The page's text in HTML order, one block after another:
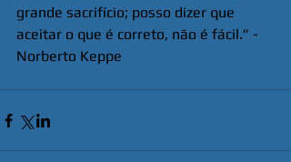
grande sacrifício; posso dizer que
aceitar o que é correto, não é fácil.” -
Norberto Keppe